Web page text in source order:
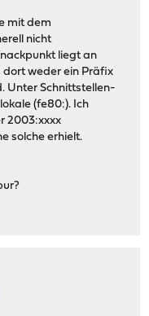
mit dem
nicht
liegt an
dort weder ein Präfix
Unter Schnittstellen-
(fe80:). Ich
2003:xxxx
solche erhielt.